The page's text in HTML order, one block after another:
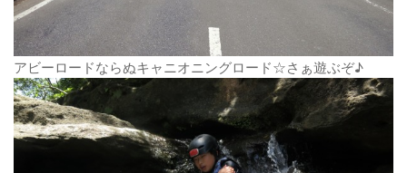
アビーロードならぬキャニオニングロード☆さぁ遊ぶぞ♪